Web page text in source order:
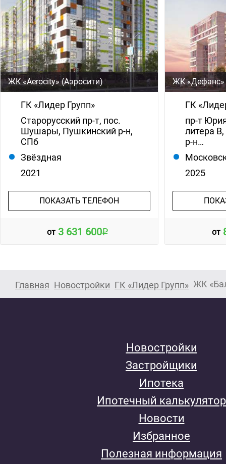
ЖК «Aerocity» (Аэросити)
ГК «Лидер Групп»
Старорусский пр-т, пос.
Шушары, Пушкинский р-н,
СПб
Звёздная
2021
ПОКАЗАТЬ ТЕЛЕФОН
от 3 631 600
ЖК «Дефанс»
ГК
пр-т
литера
р-н…
2025
от
Главная Новостройки ГК «Лидер Групп» ЖК
Новостройки
Застройщики
Ипотека
Ипотечный калькулятор
Новости
Избранное
Полезная информация